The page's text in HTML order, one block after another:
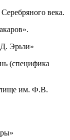
века.
Эрьзи»
(специфика
им. Ф.В.